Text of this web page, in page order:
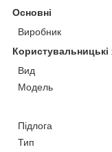
Основні
Виробник
Користувальницькі
Вид
Мoдель
Підлога
Тип